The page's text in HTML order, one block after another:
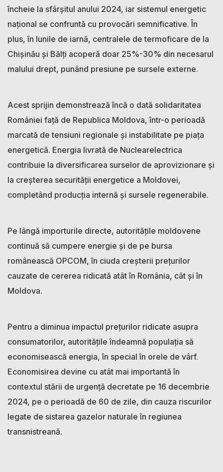
încheie la sfârșitul anului 2024, iar sistemul energetic
național se confruntă cu provocări semnificative. În
plus, în lunile de iarnă, centralele de termoficare de la
Chișinău și Bălți acoperă doar 25%-30% din necesarul
malului drept, punând presiune pe sursele externe.
Acest sprijin demonstrează încă o dată solidaritatea
României față de Republica Moldova, într-o perioadă
marcată de tensiuni regionale și instabilitate pe piața
energetică. Energia livrată de Nuclearelectrica
contribuie la diversificarea surselor de aprovizionare și
la creșterea securității energetice a Moldovei,
completând producția internă și sursele regenerabile.
Pe lângă importurile directe, autoritățile moldovene
continuă să cumpere energie și de pe bursa
românească OPCOM, în ciuda creșterii prețurilor
cauzate de cererea ridicată atât în România, cât și în
Moldova.
Pentru a diminua impactul prețurilor ridicate asupra
consumatorilor, autoritățile îndeamnă populația să
economisească energia, în special în orele de vârf.
Economisirea devine cu atât mai importantă în
contextul stării de urgență decretate pe 16 decembrie
2024, pe o perioadă de 60 de zile, din cauza riscurilor
legate de sistarea gazelor naturale în regiunea
transnistreană.